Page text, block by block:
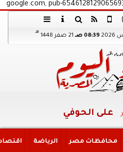
google.com, pub-
08:39 صـ 21 صفر 1448
هـ
على الحوفي
محافظات مصر الرياضة